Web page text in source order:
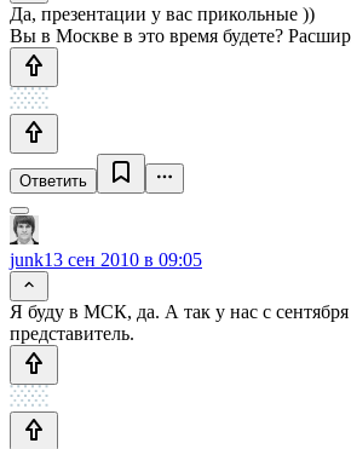
Да, презентации у вас прикольные ))
Вы в Москве в это время будете?
Ответить
junk13 сен 2010 в 09:05
Я буду в МСК, да. А так у нас с
представитель.